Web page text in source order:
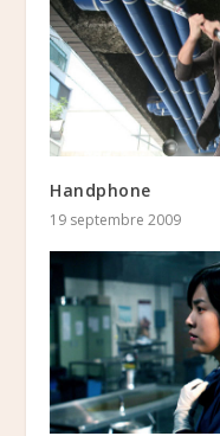
Handphone
19 septembre 2009